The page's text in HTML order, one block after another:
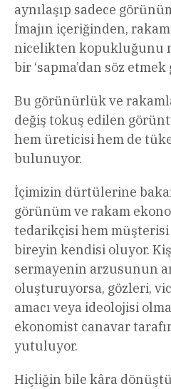
aynılaşıp sadece
İmajın içeriğinden,
nicelikten kopukluğunu
bir ‘sapma’dan söz
Bu görünürlük ve
değiş tokuş edilen
hem üreticisi hem de
bulunuyor.
İçimizin dürtülerine
görünüm ve rakam
tedarikçisi hem müşterisi
bireyin kendisi oluyor.
sermayenin arzusunun
oluşturuyorsa, gözleri,
amacı veya ideolojisi
ekonomist canavar
yutuluyor.
Hiçliğin bile kâra